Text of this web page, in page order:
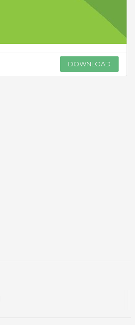
DOWNLOAD